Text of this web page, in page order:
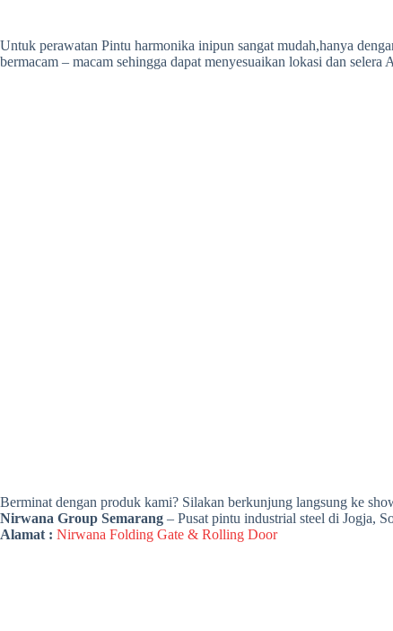
Untuk perawatan Pintu harmonika inipun sangat mudah,hanya
bermacam – macam sehingga dapat menyesuaikan lokasi dan
Berminat dengan produk kami? Silakan berkunjung langsung ke
Nirwana Group Semarang – Pusat pintu industrial steel di Jogja,
Alamat : Nirwana Folding Gate & Rolling Door